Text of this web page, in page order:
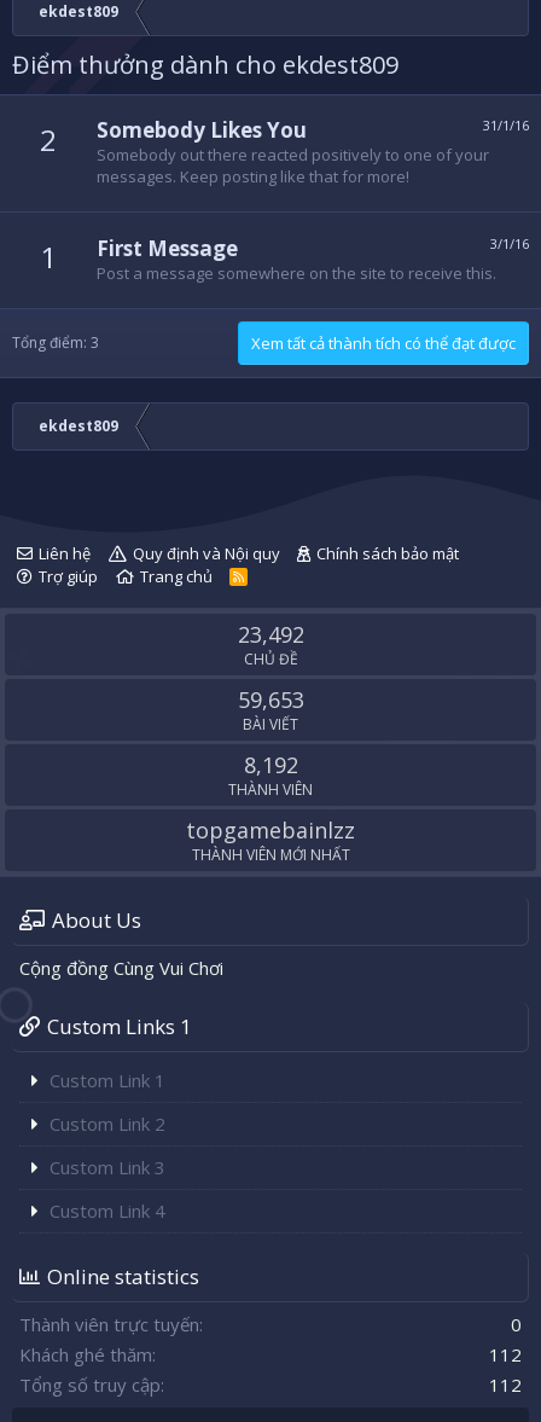
ekdest809
Điểm thưởng dành cho ekdest809
2 31/1/16
Somebody Likes You
Somebody out there reacted positively to one of your
messages. Keep posting like that for more!
1 3/1/16
First Message
Post a message somewhere on the site to receive this.
Tổng điểm: 3 Xem tất cả thành tích có thể đạt được
ekdest809
Liên hệ Quy định và Nội quy
Chính sách bảo mật
Trợ giúp
Trang chủ
R
S
23,492
CHỦ ĐỀ
59,653
BÀI VIẾT
8,192
THÀNH VIÊN
topgamebainlzz
THÀNH VIÊN MỚI NHẤT
About Us
Cộng đồng Cùng Vui Chơi
Custom Links 1
Custom Link 1
Custom Link 2
Custom Link 3
Custom Link 4
Online statistics
Thành viên trực tuyến
0
Khách ghé thăm
112
Tổng số truy cập
112